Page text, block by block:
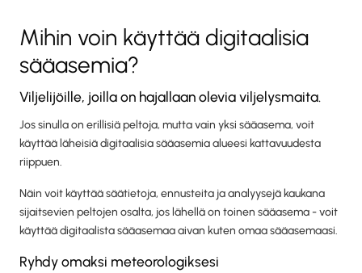
Mihin voin käyttää digitaalisia
sääasemia?
Viljelijöille, joilla on hajallaan olevia viljelysmaita.
Jos sinulla on erillisiä peltoja, mutta vain yksi sääasema, voit
käyttää läheisiä digitaalisia sääasemia alueesi kattavuudesta
riippuen.
Näin voit käyttää säätietoja, ennusteita ja analyysejä kaukana
sijaitsevien peltojen osalta, jos lähellä on toinen sääasema - voit
käyttää digitaalista sääasemaa aivan kuten omaa sääasemaasi.
Ryhdy omaksi meteorologiksesi